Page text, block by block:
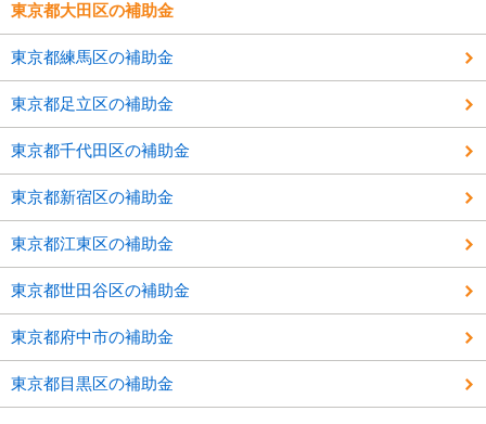
東京都大田区の補助金
東京都練馬区の補助金
東京都足立区の補助金
東京都千代田区の補助金
東京都新宿区の補助金
東京都江東区の補助金
東京都世田谷区の補助金
東京都府中市の補助金
東京都目黒区の補助金